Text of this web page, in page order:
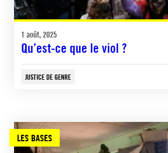
1 août, 2025
Qu’est-ce que le viol ?
JUSTICE DE GENRE
LES BASES